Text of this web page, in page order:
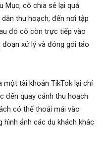
Mục, cô chia sẻ lại quá
thu hoạch, đến nơi tập
đó cô còn trực tiếp vào
xử lý và đóng gói táo
một tài khoản TikTok lại chỉ
đến quay cảnh thu hoạch
có thể thoải mái vào
hình ảnh các du khách khác